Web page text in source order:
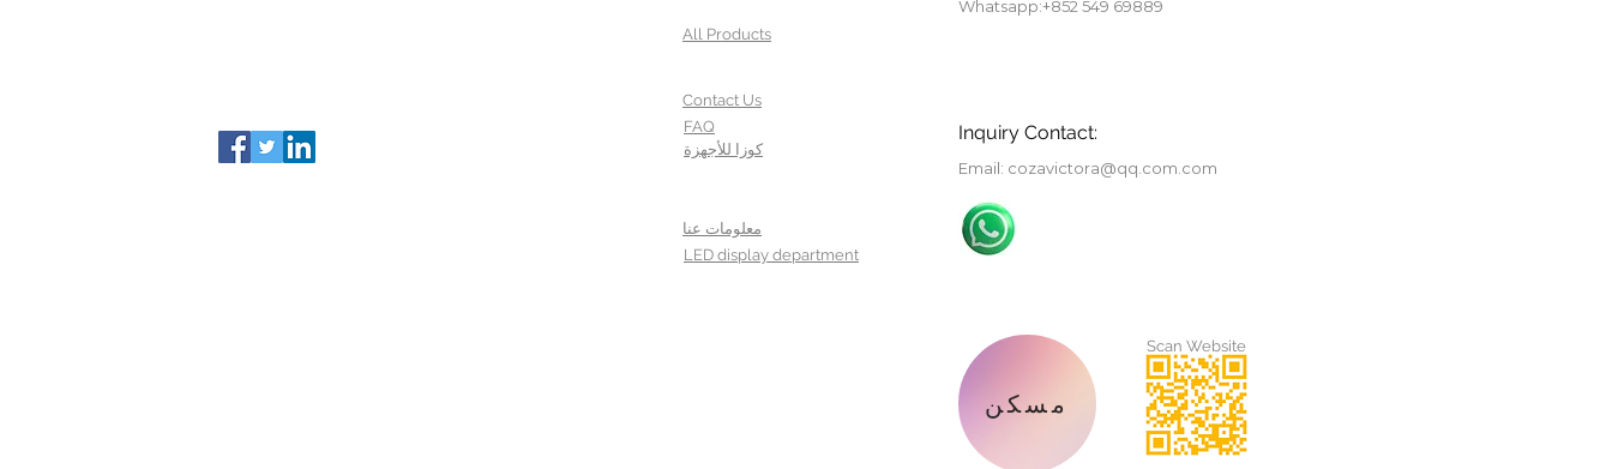
All Products
Whatsapp:+852 549 69889
Contact Us
FAQ
كوزا للأجهزة
معلومات عنا
LED display department
Inquiry Contact:
Email: cozavictora@qq.com.com
مسكن
Scan Website